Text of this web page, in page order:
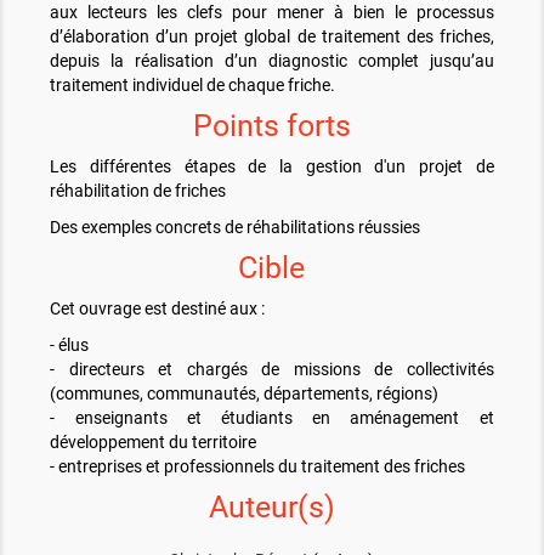
aux lecteurs les clefs pour mener à bien le processus
d’élaboration d’un projet global de traitement des friches,
depuis la réalisation d’un diagnostic complet jusqu’au
traitement individuel de chaque friche.
Points forts
Les différentes étapes de la gestion d'un projet de
réhabilitation de friches
Des exemples concrets de réhabilitations réussies
Cible
Cet ouvrage est destiné aux :
- élus
- directeurs et chargés de missions de collectivités
(communes, communautés, départements, régions)
- enseignants et étudiants en aménagement et
développement du territoire
- entreprises et professionnels du traitement des friches
Auteur(s)